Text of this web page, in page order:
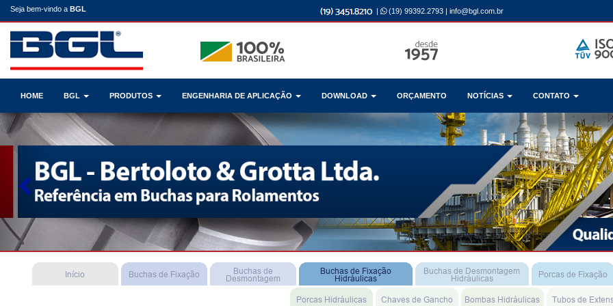
Seja bem-vindo a BGL | (19) 99392.2793 | info@bgl.com.br
HOME BGL PRODUTOS ENGENHARIA DE APLICAÇÃO DOWNLOAD ORÇAMENTO NOTÍCIAS CONTATO
Previous